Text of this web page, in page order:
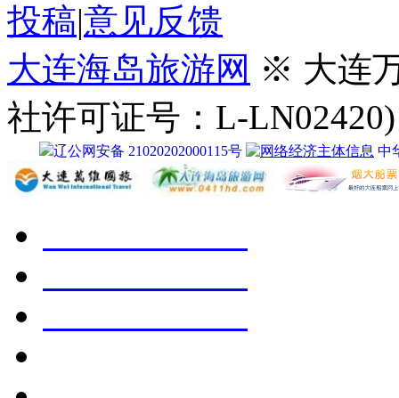
投稿|意见反馈
大连海岛旅游网 ※ 大连
社许可证号：L-LN02420)
辽公网安备 21020202000115号 中